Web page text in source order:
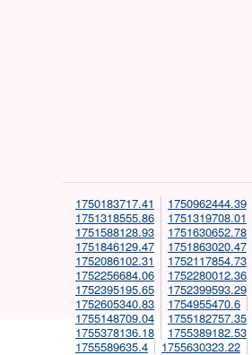
1750183717.41 1750962444.39
1751318555.86
1751319708.01
1751588128.93
1751630652.78
1751846129.47
1751863020.47
1752086102.31
1752117854.73
1752256684.06
1752280012.36
1752395195.65
1752399593.29
1752605340.83
1754955470.6
1755148709.04
1755182757.35
1755378136.18
1755389182.53
1755589635.4
1755630323.22